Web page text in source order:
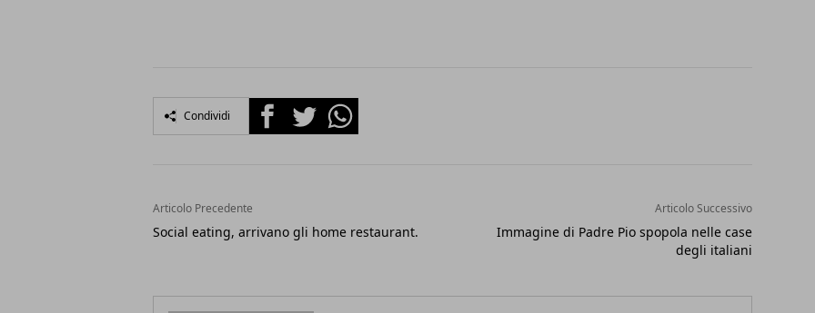
Condividi FacebookTwitterWhatsapp
Articolo Precedente
Social eating, arrivano gli home restaurant.
Articolo Successivo
Immagine di Padre Pio spopola nelle case
degli italiani